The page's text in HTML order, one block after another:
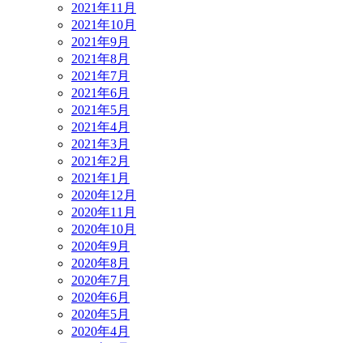
2021年11月
2021年10月
2021年9月
2021年8月
2021年7月
2021年6月
2021年5月
2021年4月
2021年3月
2021年2月
2021年1月
2020年12月
2020年11月
2020年10月
2020年9月
2020年8月
2020年7月
2020年6月
2020年5月
2020年4月